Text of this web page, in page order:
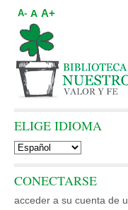
A- A A+
ELIGE IDIOMA
CONECTARSE
acceder a su cuenta de